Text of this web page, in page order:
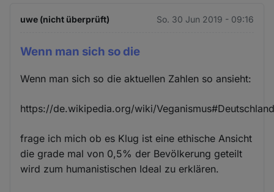
uwe (nicht überprüft) So. 30 Jun 2019 - 09:16
Wenn man sich so die
Wenn man sich so die aktuellen Zahlen so ansieht:
https://de.wikipedia.org/wiki/
frage ich mich ob es Klug ist eine ethische Ansicht
die grade mal von 0,5% der Bevölkerung geteilt
wird zum humanistischen Ideal zu erklären.